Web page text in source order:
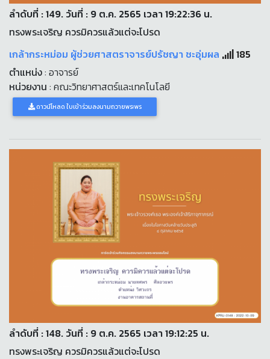
ลำดับที่ : 149. วันที่ : 9 ต.ค. 2565 เวลา 19:22:36 น.
ทรงพระเจริญ ควรมิควรแล้วแต่จะโปรด
เกล้ากระหม่อม ผู้ช่วยศาสตราจารย์ปรัชญา ชะอุ่มผล
185
ตำแหน่ง: อาจารย์
หน่วยงาน : คณะวิทยาศาสตร์และเทคโนโลยี
ดาวน์โหลด ใบเข้าร่วมลงนามถวายพระพร
ลำดับที่ : 148. วันที่ : 9 ต.ค. 2565 เวลา 19:12:25 น.
ทรงพระเจริญ ควรมิควรแล้วแต่จะโปรด